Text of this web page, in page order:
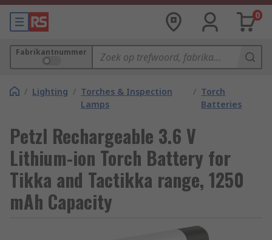
0
Fabrikantnummer
/ Lighting / Torches & Inspection
Lamps
/ Torch
Batteries
Petzl Rechargeable 3.6 V
Lithium-ion Torch Battery for
Tikka and Tactikka range, 1250
mAh Capacity